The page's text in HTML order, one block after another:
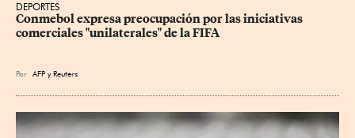
DEPORTES
Conmebol expresa preocupación por las iniciativas
comerciales "unilaterales" de la FIFA
Por AFP yReuters